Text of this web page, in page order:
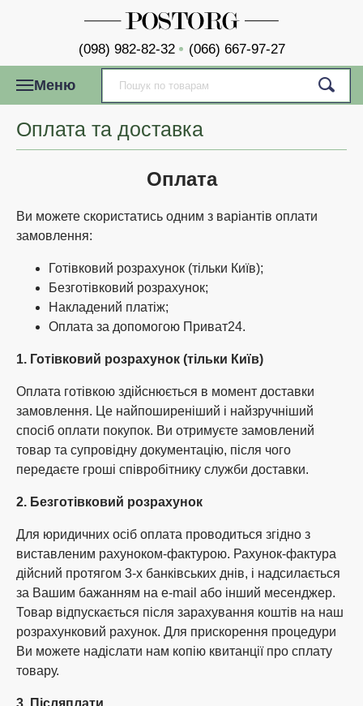
(098) 982-82-32 (066) 667-97-27
Меню
Оплата та доставка
Оплата
Ви можете скористатись одним з варіантів оплати
замовлення:
Готівковий розрахунок (тільки Київ);
Безготівковий розрахунок;
Накладений платіж;
Оплата за допомогою Приват24.
1. Готівковий розрахунок (тільки Київ)
Оплата готівкою здійснюється в момент доставки
замовлення. Це найпоширеніший і найзручніший
спосіб оплати покупок. Ви отримуєте замовлений
товар та супровідну документацію, після чого
передаєте гроші співробітнику служби доставки.
2. Безготівковий розрахунок
Для юридичних осіб оплата проводиться згідно з
виставленим рахуноком-фактурою. Рахунок-фактура
дійсний протягом 3-х банківських днів, і надсилається
за Вашим бажанням на e-mail або інший месенджер.
Товар відпускається після зарахування коштів на наш
розрахунковий рахунок. Для прискорення процедури
Ви можете надіслати нам копію квитанції про сплату
товару.
3. Післяплати